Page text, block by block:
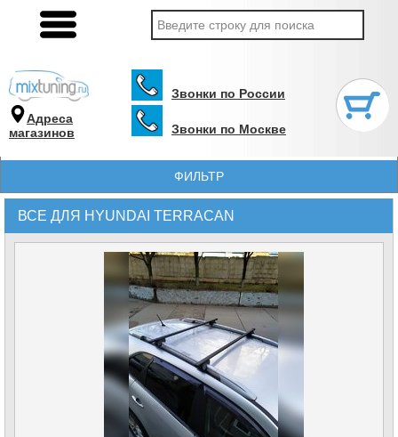
Адреса
магазинов
Звонки по России
Звонки по Москве
ФИЛЬТР
ВСЕ ДЛЯ HYUNDAI TERRACAN